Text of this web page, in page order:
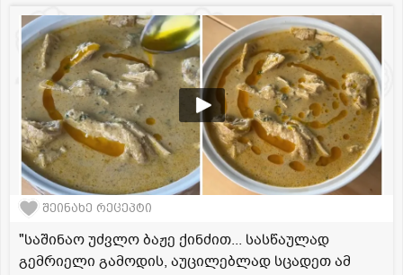
შეინახე რეცეპტი
"საშინაო უძვლო ბაჟე ქინძით... სასწაულად
გემრიელი გამოდის, აუცილებლად სცადეთ ამ